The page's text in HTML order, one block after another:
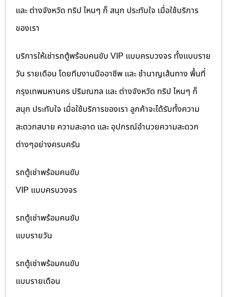
และ ต่างจังหวัด ทริป ไหนๆ ก็ สนุก ประทับใจ เมื่อใช้บริการ
ของเรา
บริการให้เช่ารถตู้พร้อมคนขับ VIP แบบครบวงจร ทั้งแบบราย
วัน รายเดือน โดยทีมงานมืออาชีพ และ ชำนาญเส้นทาง พื้นที่
กรุงเทพมหานคร ปริมณฑล และ ต่างจังหวัด ทริป ไหนๆ ก็
สนุก ประทับใจ เมื่อใช้บริการของเรา ลูกค้าจะได้รับทั้งความ
สะดวกสบาย ความสะอาด และ อุปกรณ์อำนวยความสะดวก
ต่างๆอย่างครบครัน
รถตู้เช่าพร้อมคนขับ
VIP แบบครบวงจร
รถตู้เช่าพร้อมคนขับ
แบบรายวัน
รถตู้เช่าพร้อมคนขับ
แบบรายเดือน